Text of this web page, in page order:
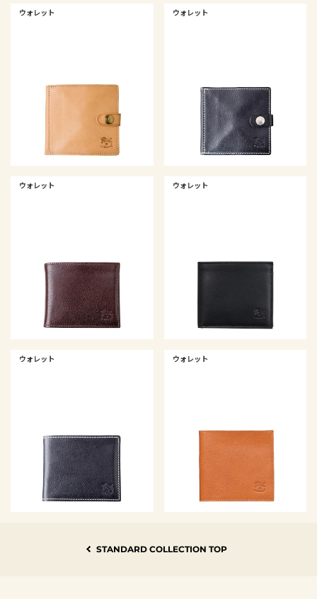
ウォレット ウォレット
ウォレット ウォレット
ウォレット ウォレット
STANDARD COLLECTION TOP